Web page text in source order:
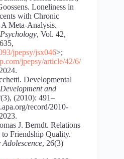
Loneliness in
with Chronic
Meta-Analysis.
, Vol. 42,
jpepsy/jsx046>;
jpepsy/article/42/6/
Developmental
Development and
(3), (2010): 491–
record/2010-
J. Berndt. Relations
Friendship Quality.
, 26(3)